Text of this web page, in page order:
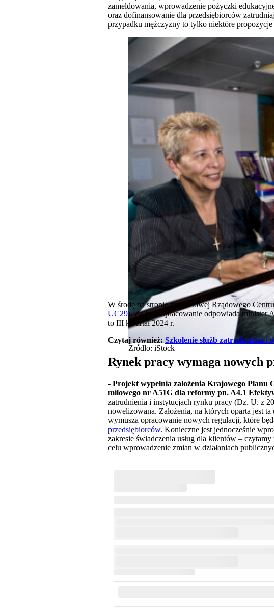
zameldowania, wprowadzenie pożyczki
oraz dofinansowanie dla przedsiębiorców
przypadku mężczyzny to tylko niektóre
Źródło: iStock
W środę na stronie internetowej Rządowego
UC29). Za jego opracowanie odpowiada minister
to III kwartał 2024 r.
Czytaj również: Szkolenie służb zatrudnienia i
Rynek pracy wymaga nowych
- Projekt wypełnia założenia Krajowego
milowego nr A51G dla reformy pn. A4.1
zatrudnienia i instytucjach rynku pracy (Dz. U. z
nowelizowana. Założenia, na których oparta jest
wymusza opracowanie nowych regulacji, które
przedsiębiorców. Konieczne jest jednocześnie
zakresie świadczenia usług dla klientów –
celu wprowadzenie zmian w działaniach